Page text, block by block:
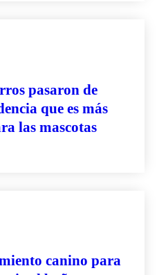
pasaron de
que es más
las mascotas
canino para